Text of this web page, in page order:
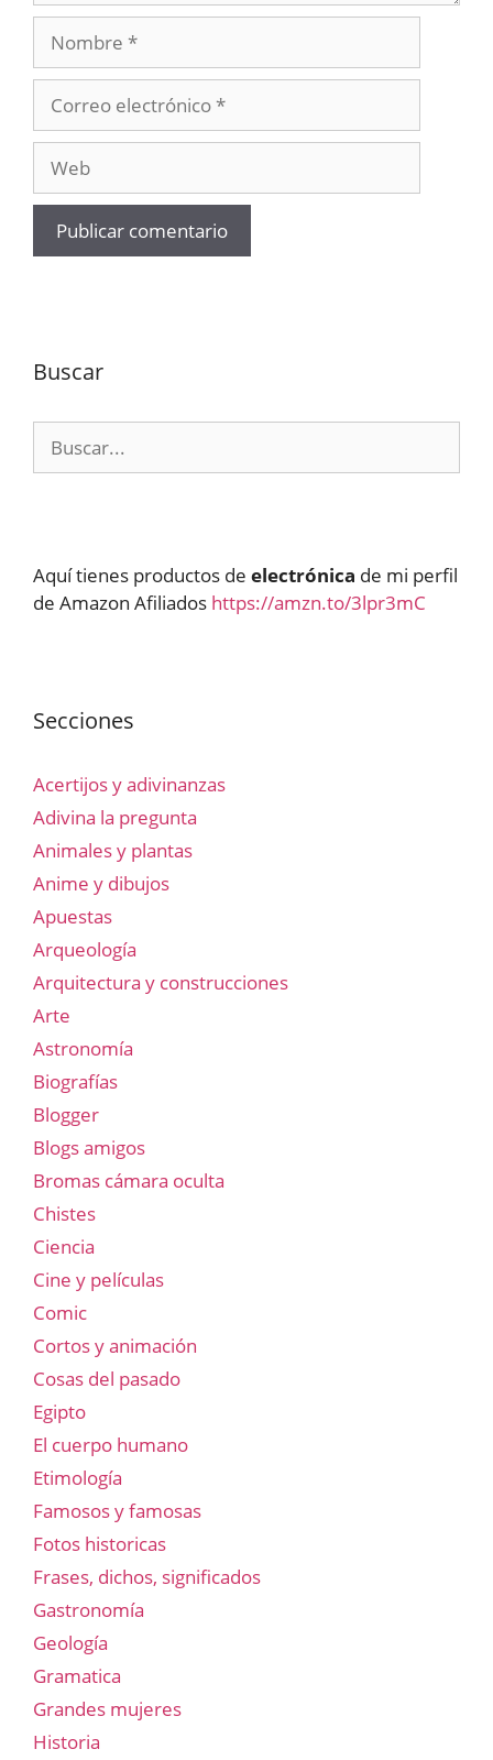
electrónico
Buscar
Aquí tienes productos de electrónica de mi perfil
de Amazon Afiliados https://amzn.to/3lpr3mC
Secciones
Acertijos y adivinanzas
Adivina la pregunta
Animales y plantas
Anime y dibujos
Apuestas
Arqueología
Arquitectura y construcciones
Arte
Astronomía
Biografías
Blogger
Blogs amigos
Bromas cámara oculta
Chistes
Ciencia
Cine y películas
Comic
Cortos y animación
Cosas del pasado
Egipto
El cuerpo humano
Etimología
Famosos y famosas
Fotos historicas
Frases, dichos, significados
Gastronomía
Geología
Gramatica
Grandes mujeres
Historia